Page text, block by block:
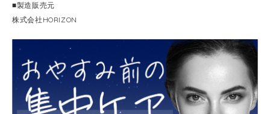
■製造販売元
株式会社HORIZON